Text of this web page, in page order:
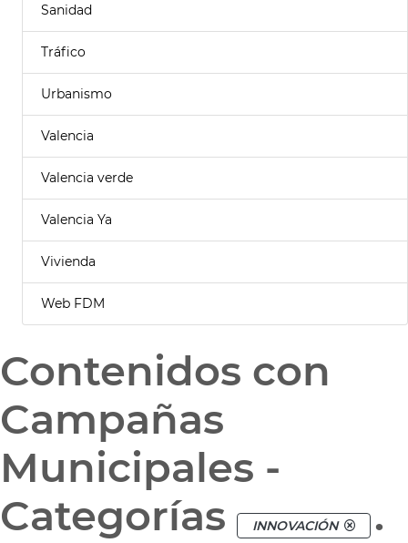
Sanidad
Tráfico
Urbanismo
Valencia
Valencia verde
Valencia Ya
Vivienda
Web FDM
Contenidos con
Campañas
Municipales -
Categorías
INNOVACIÓN .